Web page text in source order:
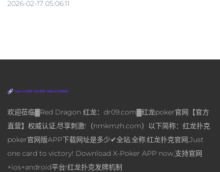
2026-02-17 05:06:11
欢迎莅临▓Red Dragon 红龙：dr09.com▓红龙poker官网【官方
直营】权威认证,尽享刺激!（nmkmzh.com）以下简称：红龙扑克
poker官网版APP下载网址是多少✔全站,全称:红龙扑克官网,Just
one card to victory! Download X-Poker APP now,支持官网
+ios+android平台!红龙扑克发牌机制